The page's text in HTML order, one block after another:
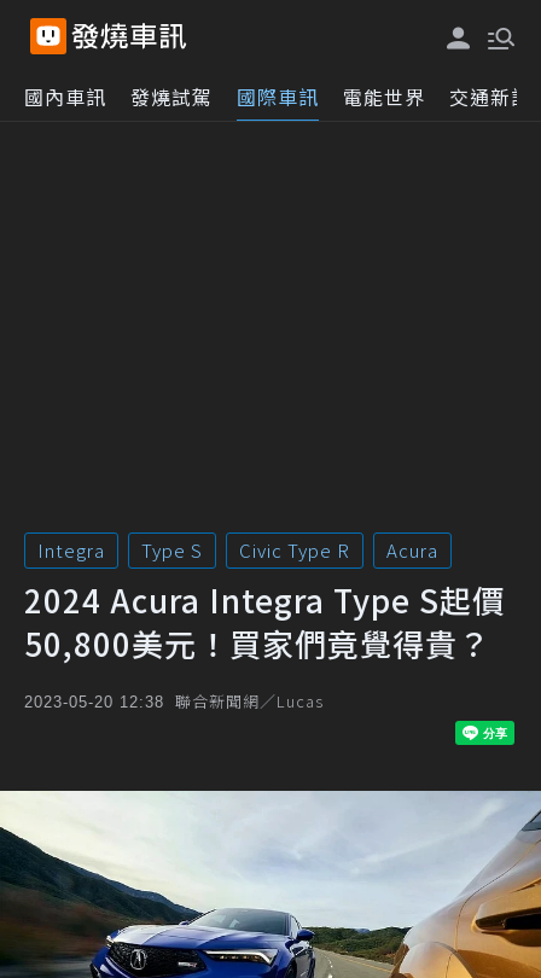
國內車訊 發燒試駕 國際車訊 電能世界 交通新訊
Integra Type S Civic Type R Acura
2024 Acura Integra Type S起價
50,800美元！買家們竟覺得貴？
2023-05-20 12:38 聯合新聞網／Lucas